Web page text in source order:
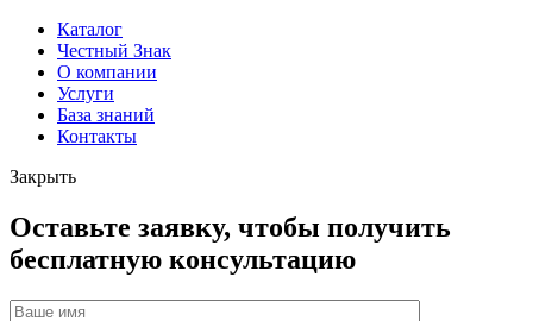
Каталог
Честный Знак
О компании
Услуги
База знаний
Контакты
Закрыть
Оставьте заявку, чтобы получить
бесплатную консультацию